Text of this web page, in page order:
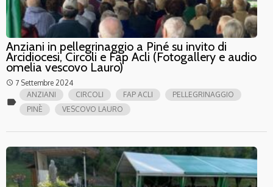
Anziani in pellegrinaggio a Piné su invito di
Arcidiocesi, Circoli e Fap Acli (Fotogallery e audio
omelia vescovo Lauro)
access_time 7 Settembre 2024
label
ANZIANI CIRCOLI FAP ACLI
PELLEGRINAGGIO
PINÈ
VESCOVO LAURO